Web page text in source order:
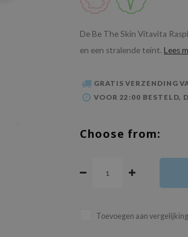
De Be The Skin Vitavita
en een stralende teint. Lees
GRATIS VERZENDING
VOOR 22:00 BESTELD,
Choose from:
Toevoegen aan vergelijking